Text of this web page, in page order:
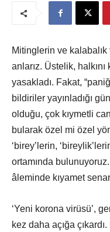
Mitinglerin ve
anlarız. Üstelik,
yasakladı. Fakat,
bildiriler yayınladığı
olduğu, çok kıymetli
bularak özel mi özel
‘birey’lerin,
ortamında
âleminde kıyamet
‘Yeni korona virüsü’,
kez daha açığa